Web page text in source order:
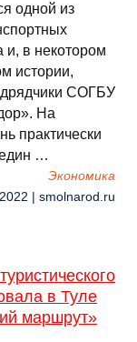
одной из
и, в некотором
истории,
СОГБУ
На
практически
…
Экономика
| smolnarod.ru
в Туле
маршрут»